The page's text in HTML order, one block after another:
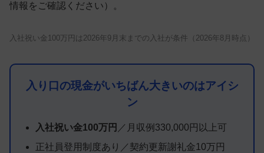
情報をご確認ください）。
入社祝い金100万円は2026年9月末までの入社が条件（2026年8月時点）
入り口の現金がいちばん大きいのはアイシ
ン
入社祝い金100万円 ／月収例330,000円以上可
正社員登用制度あり／契約更新謝礼金10万円